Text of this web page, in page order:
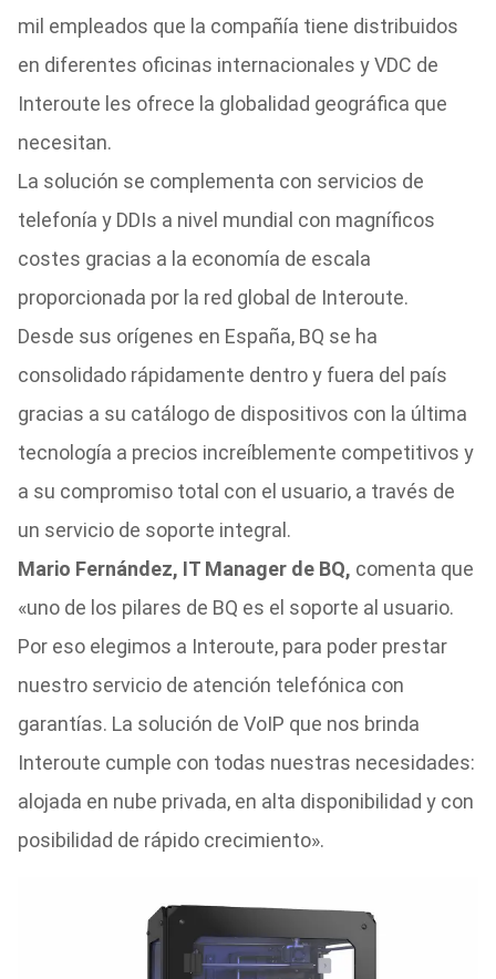
mil empleados que la compañía tiene distribuidos
en diferentes oficinas internacionales y VDC de
Interoute les ofrece la globalidad geográfica que
necesitan.
La solución se complementa con servicios de
telefonía y DDIs a nivel mundial con magníficos
costes gracias a la economía de escala
proporcionada por la red global de Interoute.
Desde sus orígenes en España, BQ se ha
consolidado rápidamente dentro y fuera del país
gracias a su catálogo de dispositivos con la última
tecnología a precios increíblemente competitivos y
a su compromiso total con el usuario, a través de
un servicio de soporte integral.
Mario Fernández, IT Manager de BQ, comenta que
«uno de los pilares de BQ es el soporte al usuario.
Por eso elegimos a Interoute, para poder prestar
nuestro servicio de atención telefónica con
garantías. La solución de VoIP que nos brinda
Interoute cumple con todas nuestras necesidades:
alojada en nube privada, en alta disponibilidad y con
posibilidad de rápido crecimiento».